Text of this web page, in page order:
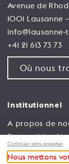
Avenue de
1001 Lausanne
+41 21 613 73 73
Où nous
Institutionnel
A propos de
Espace
Emploi
Continuer sans accepter
Nous mettons